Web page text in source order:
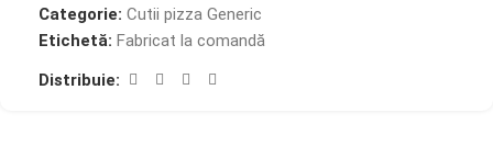
Categorie: Cutii pizza Generic
Etichetă: Fabricat la comandă
Distribuie: